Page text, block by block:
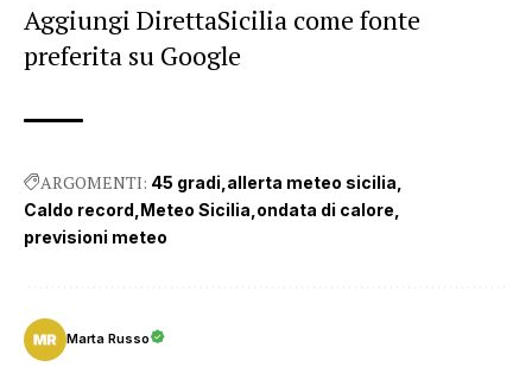
Aggiungi DirettaSicilia come fonte
preferita su Google
ARGOMENTI: 45 gradi allerta meteo sicilia
Caldo record Meteo Sicilia ondata di calore
previsioni meteo
Marta Russo